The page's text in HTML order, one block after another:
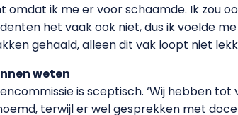
omdat ik me er voor schaamde. Ik zou
het vaak ook niet, dus ik voelde
gehaald, alleen dit vak loopt niet
weten
is sceptisch. ‘Wij hebben
terwijl er wel gesprekken met